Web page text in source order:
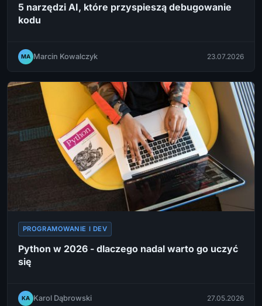
5 narzędzi AI, które przyspieszą debugowanie
kodu
MA Marcin Kowalczyk 23.07.2026
PROGRAMOWANIE I DEV
Python w 2026 - dlaczego nadal warto go uczyć
się
KA Karol Dąbrowski 27.05.2026